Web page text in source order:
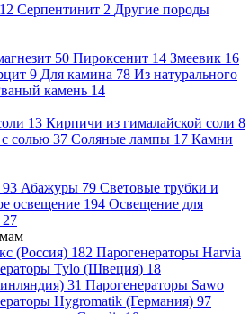
12 Серпентинит 2 Другие породы
50 Пироксенит 14 Змеевик 16
9 Для камина 78 Из натурального
камень 14
13 Кирпичи из гималайской соли 8
солью 37 Соляные лампы 17 Камни
93 Абажуры 79 Световые трубки и
освещение 194 Освещение для
27
(Россия) 182 Парогенераторы Harvia
Tylo (Швеция) 18
31 Парогенераторы Sawo
Hygromatik (Германия) 97